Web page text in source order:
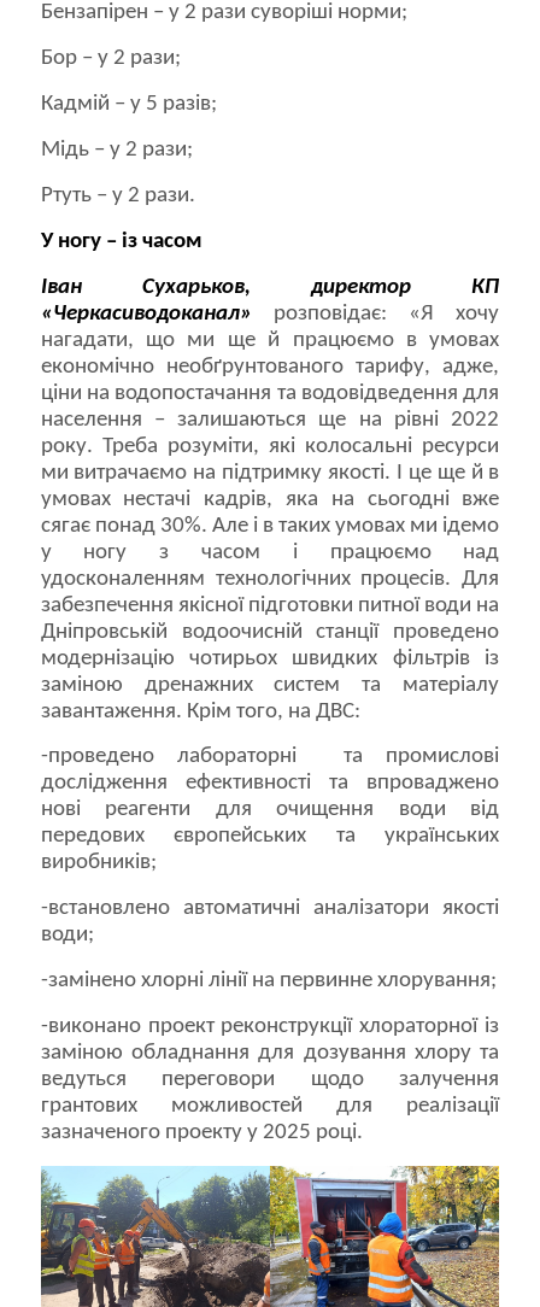
Бензапірен – у 2 рази суворіші норми;
Бор – у 2 рази;
Кадмій – у 5 разів;
Мідь – у 2 рази;
Ртуть – у 2 рази.
У ногу – із часом
Іван Сухарьков, директор КП
«Черкасиводоканал» розповідає: «Я хочу
нагадати, що ми ще й працюємо в умовах
економічно необґрунтованого тарифу, адже,
ціни на водопостачання та водовідведення для
населення – залишаються ще на рівні 2022
року. Треба розуміти, які колосальні ресурси
ми витрачаємо на підтримку якості. І це ще й в
умовах нестачі кадрів, яка на сьогодні вже
сягає понад 30%. Але і в таких умовах ми ідемо
у ногу з часом і працюємо над
удосконаленням технологічних процесів. Для
забезпечення якісної підготовки питної води на
Дніпровській водоочисній станції проведено
модернізацію чотирьох швидких фільтрів із
заміною дренажних систем та матеріалу
завантаження. Крім того, на ДВС:
-проведено лабораторні та промислові
дослідження ефективності та впроваджено
нові реагенти для очищення води від
передових європейських та українських
виробників;
-встановлено автоматичні аналізатори якості
води;
-замінено хлорні лінії на первинне хлорування;
-виконано проект реконструкції хлораторної із
заміною обладнання для дозування хлору та
ведуться переговори щодо залучення
грантових можливостей для реалізації
зазначеного проекту у 2025 році.